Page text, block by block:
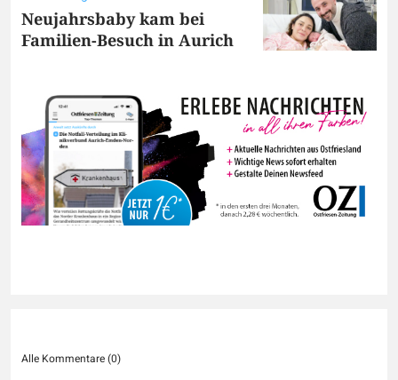
Neujahrsbaby kam bei
Familien-Besuch in Aurich
Alle Kommentare (0)